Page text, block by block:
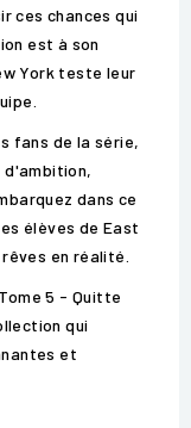
ces chances qui
est à son
York teste leur
fans de la série,
dans ce
élèves de East
en réalité.
5 - Quitte
qui
et